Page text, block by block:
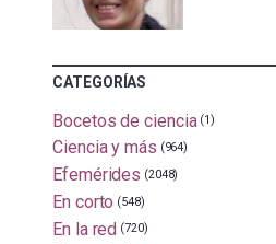
CATEGORÍAS
Bocetos de ciencia (1)
Ciencia y más (964)
Efemérides (2048)
En corto (548)
En la red (720)